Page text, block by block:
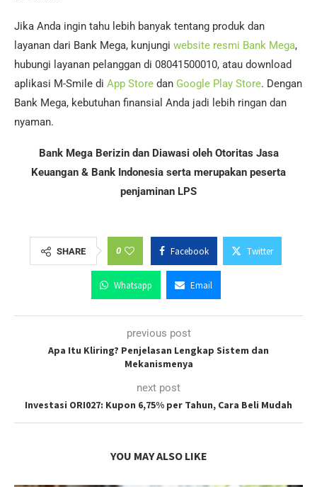
Jika Anda ingin tahu lebih banyak tentang produk dan
layanan dari Bank Mega, kunjungi website resmi Bank Mega,
hubungi layanan pelanggan di 08041500010, atau download
aplikasi M-Smile di App Store dan Google Play Store. Dengan
Bank Mega, kebutuhan finansial Anda jadi lebih ringan dan
nyaman.
Bank Mega Berizin dan Diawasi oleh Otoritas Jasa
Keuangan & Bank Indonesia serta merupakan peserta
penjaminan LPS
SHARE 0 Facebook Twitter
Whatsapp Email
previous post
Apa Itu Kliring? Penjelasan Lengkap Sistem dan
Mekanismenya
next post
Investasi ORI027: Kupon 6,75% per Tahun, Cara Beli Mudah
YOU MAY ALSO LIKE